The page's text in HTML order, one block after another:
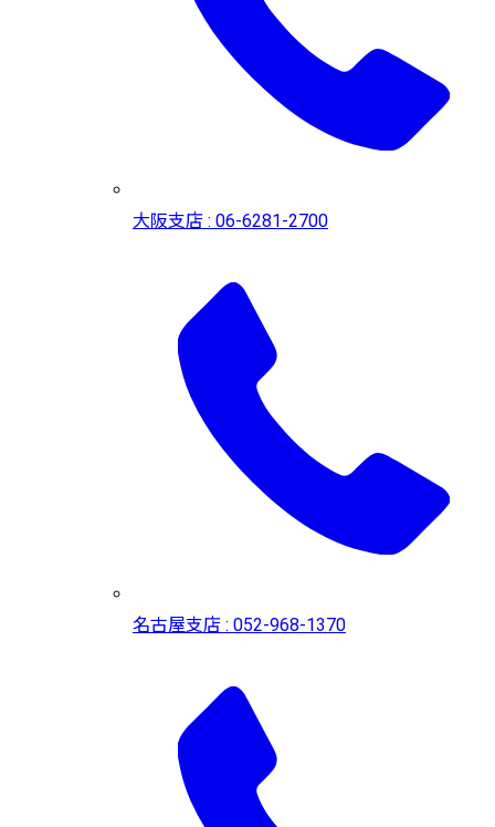
大阪支店 : 06-6281-2700
名古屋支店 : 052-968-1370